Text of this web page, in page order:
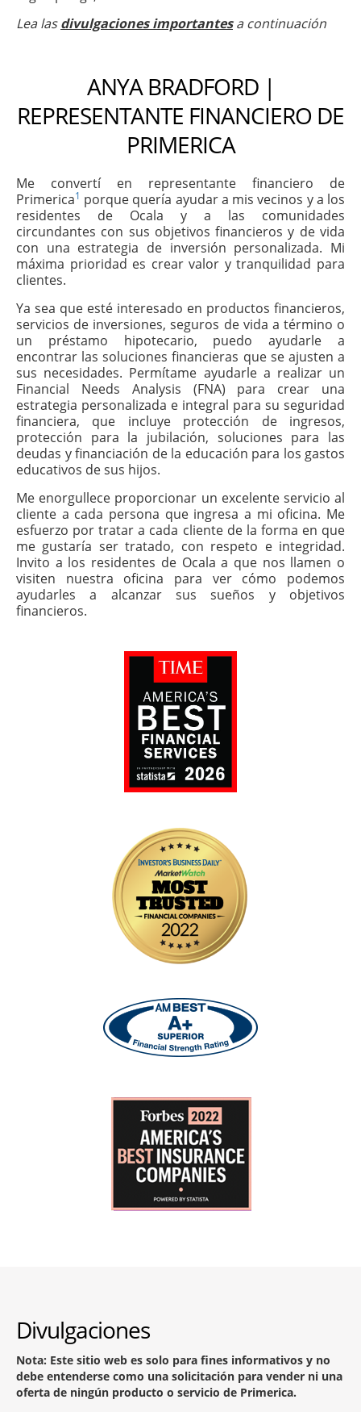
Lea lasdivulgaciones importantesa continuación
ANYA BRADFORD |
REPRESENTANTE FINANCIERO DE
PRIMERICA
Me convertí en representante financiero de
Primerica1 porque quería ayudar a mis vecinos y a los
residentes de Ocala y a las comunidades
circundantes con sus objetivos financieros y de vida
con una estrategia de inversión personalizada. Mi
máxima prioridad es crear valor y tranquilidad para
clientes.
Ya sea que esté interesado en productos financieros,
servicios de inversiones, seguros de vida a término o
un préstamo hipotecario, puedo ayudarle a
encontrar las soluciones financieras que se ajusten a
sus necesidades. Permítame ayudarle a realizar un
Financial Needs Analysis (FNA) para crear una
estrategia personalizada e integral para su seguridad
financiera, que incluye protección de ingresos,
protección para la jubilación, soluciones para las
deudas y financiación de la educación para los gastos
educativos de sus hijos.
Me enorgullece proporcionar un excelente servicio al
cliente a cada persona que ingresa a mi oficina. Me
esfuerzo por tratar a cada cliente de la forma en que
me gustaría ser tratado, con respeto e integridad.
Invito a los residentes de Ocala a que nos llamen o
visiten nuestra oficina para ver cómo podemos
ayudarles a alcanzar sus sueños y objetivos
financieros.
Divulgaciones
Nota: Este sitio web es solo para fines informativos y no
debe entenderse como una solicitación para vender ni una
oferta de ningún producto o servicio de Primerica.